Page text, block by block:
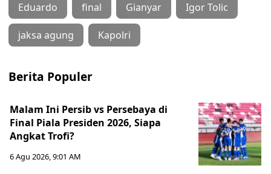
Eduardo final Gianyar Igor Tolic
jaksa agung Kapolri
Berita Populer
Malam Ini Persib vs Persebaya di
Final Piala Presiden 2026, Siapa
Angkat Trofi?
6 Agu 2026, 9:01 AM